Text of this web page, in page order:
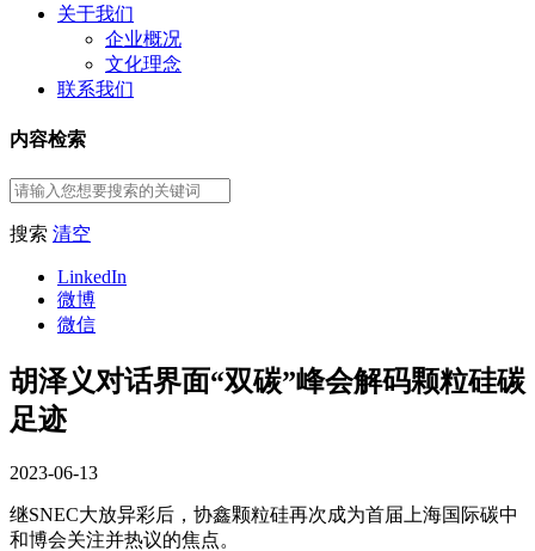
关于我们
企业概况
文化理念
联系我们
内容检索
搜索 清空
LinkedIn
微博
微信
胡泽义对话界面“双碳”峰会解码颗粒硅碳
足迹
2023-06-13
继SNEC大放异彩后，协鑫颗粒硅再次成为首届上海国际碳中
和博会关注并热议的焦点。